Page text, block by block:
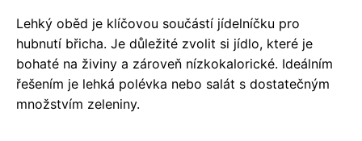
Lehký oběd je klíčovou součástí jídelníčku pro
hubnutí břicha. Je důležité zvolit si jídlo, které je
bohaté na živiny a zároveň nízkokalorické. Ideálním
řešením je lehká polévka nebo salát s dostatečným
množstvím zeleniny.